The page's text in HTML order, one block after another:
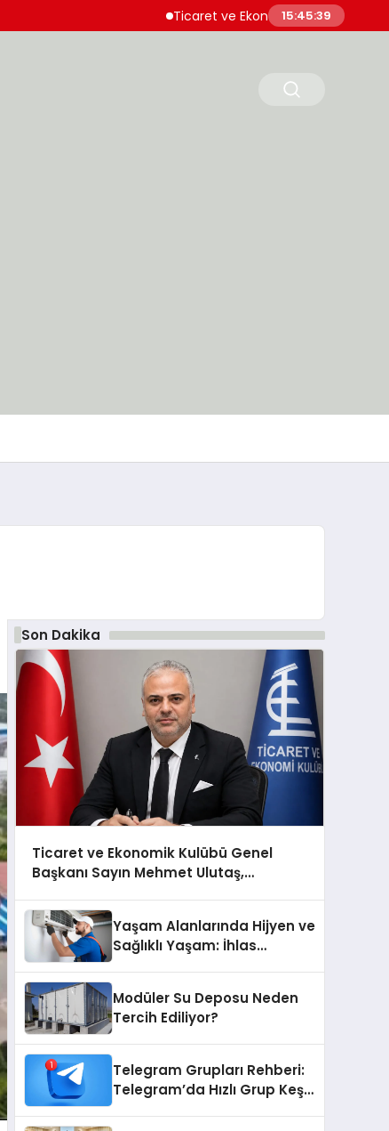
Ticaret ve Ekonomik Kulübü Genel
15:45:40
Son Dakika
Ticaret ve Ekonomik Kulübü Genel
Başkanı Sayın Mehmet Ulutaş,
şunları kaydetti:
Yaşam Alanlarında Hijyen ve
Sağlıklı Yaşam: İhlas
Modüler Su Deposu Neden
Tercih Ediliyor?
Telegram Grupları Rehberi:
Telegram’da Hızlı Grup Keşfi